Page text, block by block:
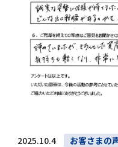
2025.10.4
お客さまの